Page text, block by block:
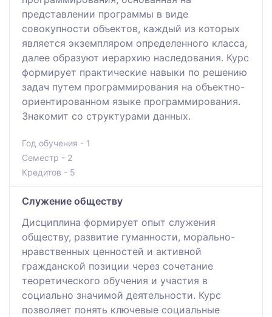
представлении программы в виде
совокупности объектов, каждый из которых
является экземпляром определенного класса,
далее образуют иерархию наследования. Курс
формирует практические навыки по решению
задач путем программирования на объектно-
ориентированном языке программирования.
Знакомит со структурами данных.
Год обучения - 1
Семестр - 2
Кредитов - 5
Служение обществу
Дисциплина формирует опыт служения
обществу, развитие гуманности, морально-
нравственных ценностей и активной
гражданской позиции через сочетание
теоретического обучения и участия в
социально значимой деятельности. Курс
позволяет понять ключевые социальные